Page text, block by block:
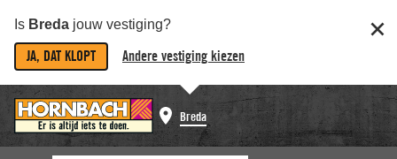
Is Breda jouw vestiging?
JA, DAT KLOPT Andere vestiging kiezen
Breda